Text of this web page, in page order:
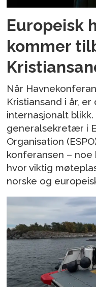
Europeisk
kommer
Når
Kristiansand i år,
internasjonalt
generalsekretær i
Organisation
konferansen –
hvor viktig
norske og